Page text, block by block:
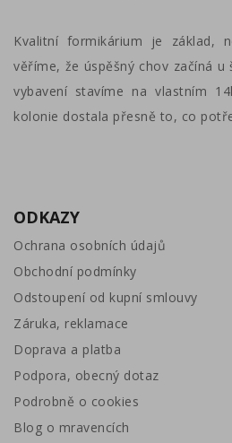
Kvalitní formikárium je základ,
věříme, že úspěšný chov začíná u
vybavení stavíme na vlastním
kolonie dostala přesně to, co
ODKAZY
Ochrana osobních údajů
Obchodní podmínky
Odstoupení od kupní smlouvy
Záruka, reklamace
Doprava a platba
Podpora, obecný dotaz
Podrobně o cookies
Blog o mravencích